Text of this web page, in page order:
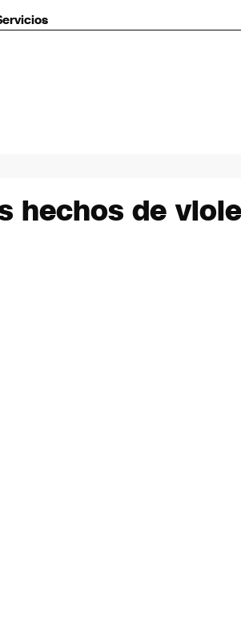
hechos de